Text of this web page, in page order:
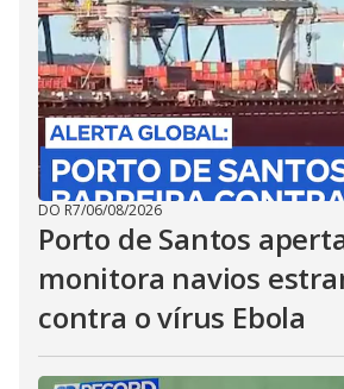
DO R7/06/08/2026
Porto de Santos
monitora navios
contra o vírus Ebola